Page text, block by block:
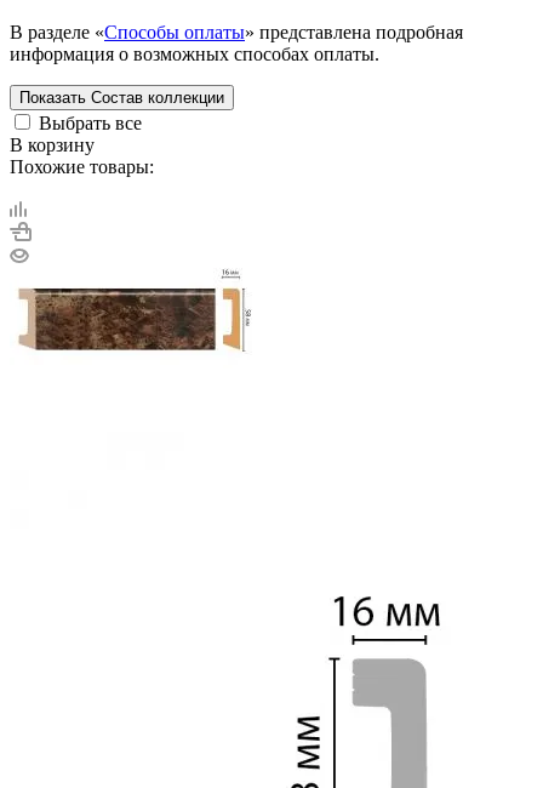
В разделе «Способы оплаты» представлена подробная
информация о возможных способах оплаты.
Показать Состав коллекции
Выбрать все
В корзину
Похожие товары: